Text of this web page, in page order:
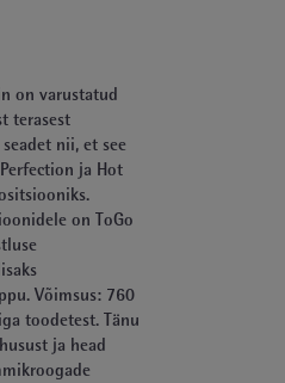
on varustatud
terasest
nii, et see
ja Hot
on ToGo
Võimsus: 760
toodetest. Tänu
ja head